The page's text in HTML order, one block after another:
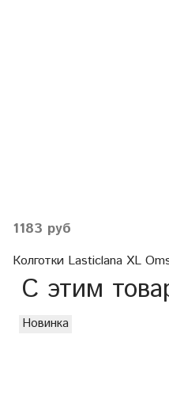
1183 руб
Колготки Lasticlana XL
С этим
Новинка